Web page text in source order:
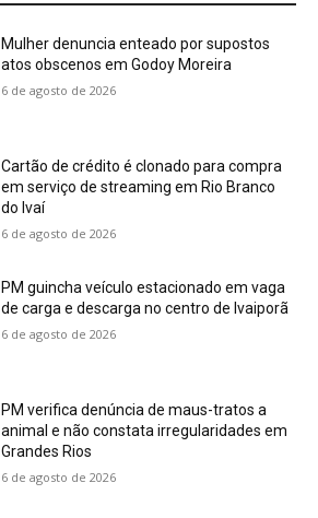
Mulher denuncia enteado por supostos
atos obscenos em Godoy Moreira
6 de agosto de 2026
Cartão de crédito é clonado para compra
em serviço de streaming em Rio Branco
do Ivaí
6 de agosto de 2026
PM guincha veículo estacionado em vaga
de carga e descarga no centro de Ivaiporã
6 de agosto de 2026
PM verifica denúncia de maus-tratos a
animal e não constata irregularidades em
Grandes Rios
6 de agosto de 2026